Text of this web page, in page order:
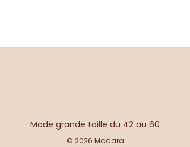
Mode grande taille du 42 au 60
© 2026 Madara